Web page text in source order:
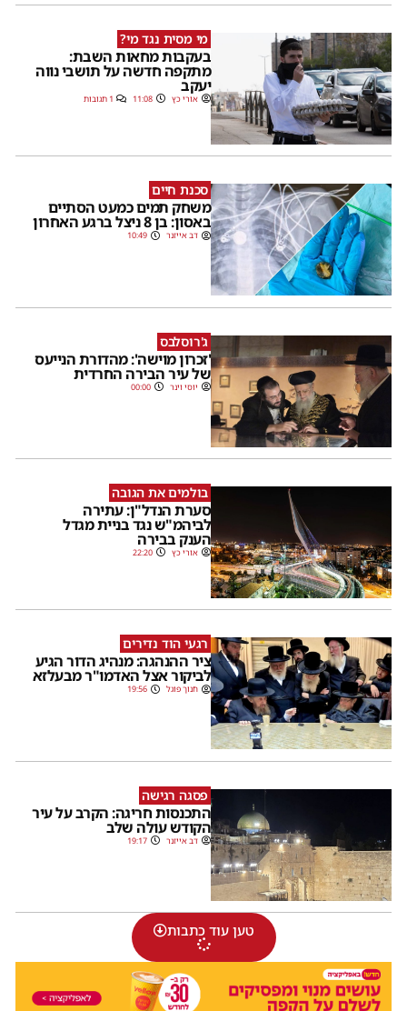
מי מסית נגד מי?
בעקבות מחאות השבת:
מתקפה חדשה על תושבי נווה
יעקב
אורי כץ 11:08 1 תגובות
סכנת חיים
משחק תמים כמעט הסתיים
באסון: בן 8 ניצל ברגע האחרון
דב אייזנר 10:49
ג'רוסלבס
'זכרון מוישה': מהדורת הנייעס
של עיר הבירה החרדית
יוסי וינר 00:00
בולמים את הגובה
סערת הנדל"ן: עתירה
לביהמ"ש נגד בניית מגדל
הענק בבירה
אורי כץ 22:20
רגעי הוד נדירים
ציר ההנהגה: מנהיג הדור הגיע
לביקור אצל האדמו"ר מבעלזא
חנוך פוגל 19:56
פסגה רגישה
התכנסות חריגה: הקרב על עיר
הקודש עולה שלב
דב אייזנר 19:17
טען עוד כתבות